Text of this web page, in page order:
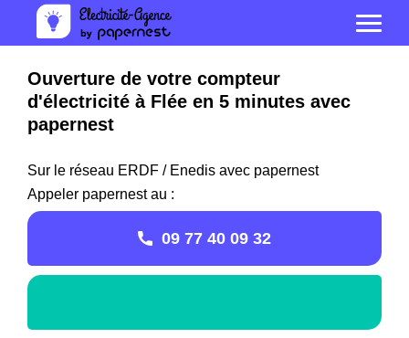
Ouverture de votre compteur
d'électricité à Flée en 5 minutes avec
papernest
Sur le réseau ERDF / Enedis avec papernest
Appeler papernest au :
09 77 40 09 32